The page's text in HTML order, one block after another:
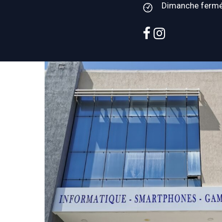
Dimanche
facebook
instagram